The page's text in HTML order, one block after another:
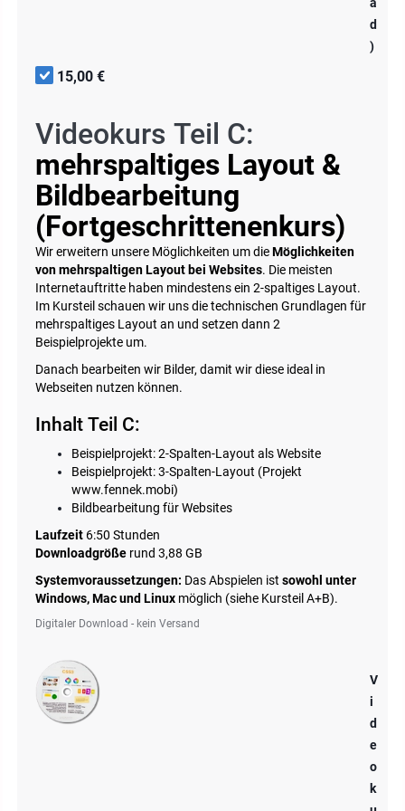
d
)
15,00 €
Videokurs Teil C:
mehrspaltiges Layout &
Bildbearbeitung
(Fortgeschrittenenkurs)
Wir erweitern unsere Möglichkeiten um dieMöglichkeiten
von mehrspaltigen Layout bei Websites. Die meisten
Internetauftritte haben mindestens ein 2-spaltiges Layout.
Im Kursteil schauen wir uns die technischen Grundlagen für
mehrspaltiges Layout an und setzen dann 2
Beispielprojekte um.
Danach bearbeiten wir Bilder, damit wir diese ideal in
Webseiten nutzen können.
Inhalt Teil C:
Beispielprojekt: 2-Spalten-Layout als Website
Beispielprojekt: 3-Spalten-Layout (Projekt
www.fennek.mobi)
Bildbearbeitung für Websites
Laufzeit 6:50 Stunden
Downloadgröße rund 3,88 GB
Systemvoraussetzungen: Das Abspielen ist sowohl unter
Windows, Mac und Linux möglich (siehe Kursteil A+B).
Digitaler Download - kein Versand
V
i
d
e
o
k